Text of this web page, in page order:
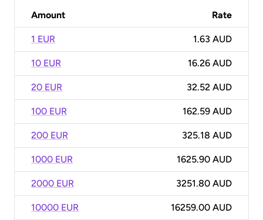
Amount Rate
1 EUR 1.63 AUD
10 EUR 16.26 AUD
20 EUR 32.52 AUD
100 EUR 162.59 AUD
200 EUR 325.18 AUD
1000 EUR 1625.90 AUD
2000 EUR 3251.80 AUD
10000 EUR 16259.00 AUD